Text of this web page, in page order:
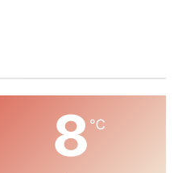
8 ℃